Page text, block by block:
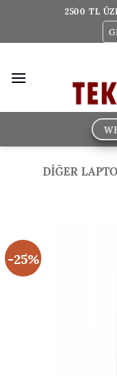
2500 TL
DİĞER
-25%